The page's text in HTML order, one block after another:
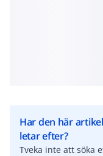
Har den här
letar efter?
Tveka inte att söka